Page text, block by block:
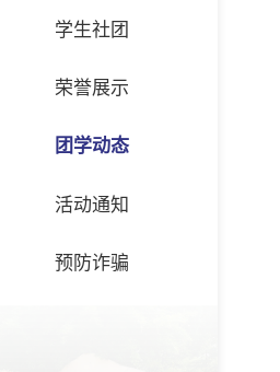
学生社团
荣誉展示
团学动态
活动通知
预防诈骗